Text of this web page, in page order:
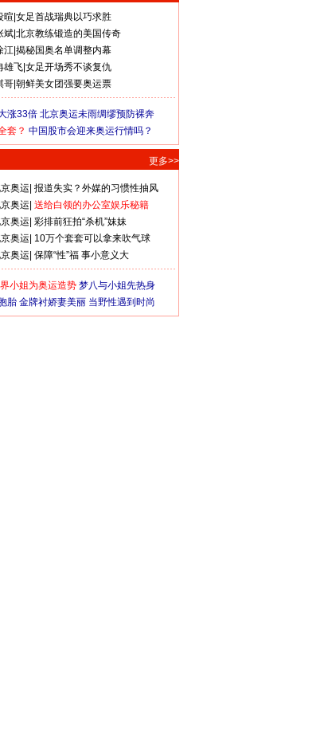
暄 女足首战瑞典以巧求胜
斌 北京教练锻造的美国传奇
江 揭秘国奥名单调整内幕
雄飞 女足开场秀不谈复仇
哥 朝鲜美女团强要奥运票
涨33倍 北京奥运未雨绸缪预防裸奔
套？ 中国股市会迎来奥运行情吗？
更多>>
奥运 报道失实？外媒的习惯性抽风
奥运 送给白领的办公室娱乐秘籍
奥运 彩排前狂拍“杀机”妹妹
奥运 10万个套套可以拿来吹气球
奥运 保障“性”福 事小意义大
小姐为奥运造势 梦八与小姐先热身
胎 金牌衬娇妻美丽 当野性遇到时尚